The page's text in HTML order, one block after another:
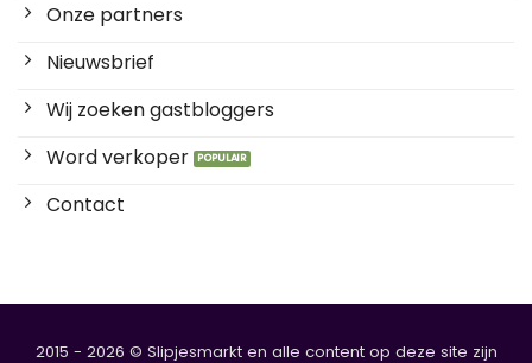
Onze partners
Nieuwsbrief
Wij zoeken gastbloggers
Word verkoper
Contact
2015 - 2026 © Slipjesmarkt en alle content op deze site zijn